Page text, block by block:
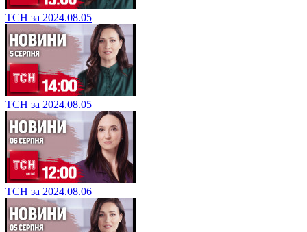
ТСН за 2024.08.05
ТСН за 2024.08.05
ТСН за 2024.08.06